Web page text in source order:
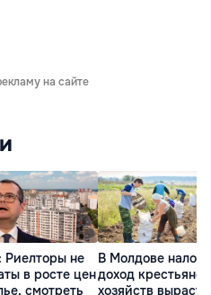
на сайте
Риелторы не
в росте цен
смотреть
В Молдове налог
доход
хозяйств